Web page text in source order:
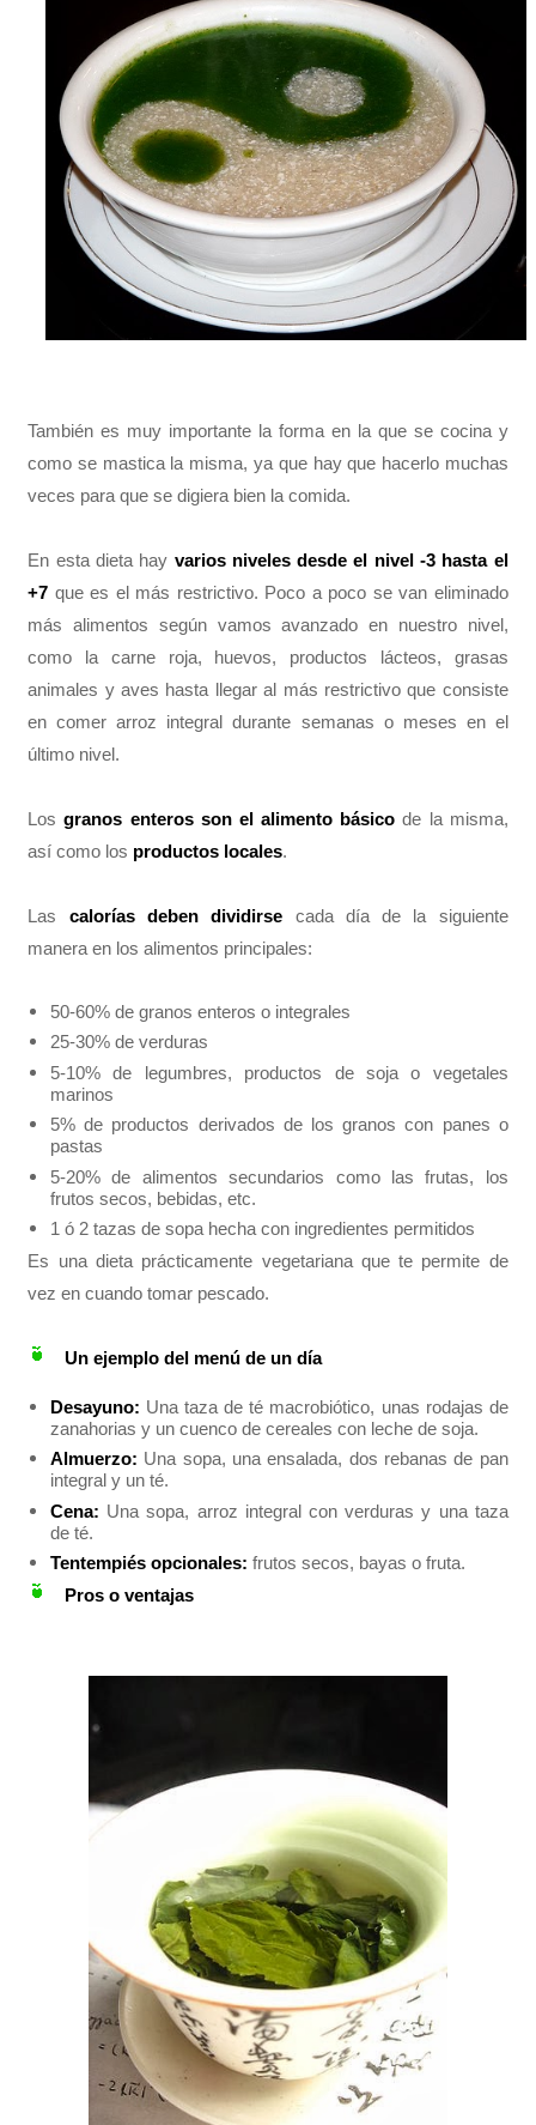
También es muy importante la forma en la que se cocina y
como se mastica la misma, ya que hay que hacerlo muchas
veces para que se digiera bien la comida.
En esta dieta hay varios niveles desde el nivel -3 hasta el
+7 que es el más restrictivo. Poco a poco se van eliminado
más alimentos según vamos avanzado en nuestro nivel,
como la carne roja, huevos, productos lácteos, grasas
animales y aves hasta llegar al más restrictivo que consiste
en comer arroz integral durante semanas o meses en el
último nivel.
Losgranos enteros son el alimento básico de la misma,
así como los productos locales.
Las calorías deben dividirse cada día de la siguiente
manera en los alimentos principales:
50-60% de granos enteros o integrales
25-30% de verduras
5-10% de legumbres, productos de soja o vegetales
marinos
5% de productos derivados de los granos con panes o
pastas
5-20% de alimentos secundarios como las frutas, los
frutos secos, bebidas, etc.
1 ó 2 tazas de sopa hecha con ingredientes permitidos
Es una dieta prácticamente vegetariana que te permite de
vez en cuando tomar pescado.
Un ejemplo del menú de un día
Desayuno: Una taza de té macrobiótico, unas rodajas de
zanahorias y un cuenco de cereales con leche de soja.
Almuerzo: Una sopa, una ensalada, dos rebanas de pan
integral y un té.
Cena: Una sopa, arroz integral con verduras y una taza
de té.
Tentempiés opcionales: frutos secos, bayas o fruta.
Pros o ventajas